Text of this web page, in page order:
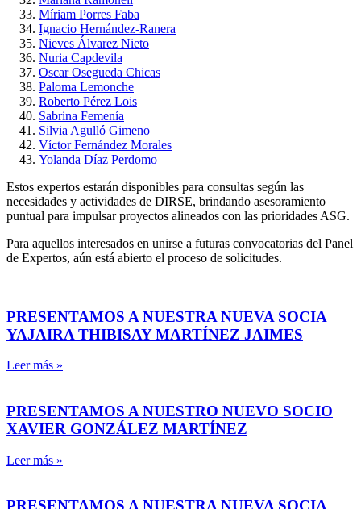
Míriam Porres Faba
Ignacio Hernández-Ranera
Nieves Álvarez Nieto
Nuria Capdevila
Oscar Osegueda Chicas
Paloma Lemonche
Roberto Pérez Lois
Sabrina Femenía
Silvia Agulló Gimeno
Víctor Fernández Morales
Yolanda Díaz Perdomo
Estos expertos estarán disponibles para consultas según las
necesidades y actividades de DIRSE, brindando asesoramiento
puntual para impulsar proyectos alineados con las prioridades ASG.
Para aquellos interesados en unirse a futuras convocatorias del Panel
de Expertos, aún está abierto el proceso de solicitudes.
PRESENTAMOS A NUESTRA NUEVA SOCIA
YAJAIRA THIBISAY MARTÍNEZ JAIMES
Leer más »
PRESENTAMOS A NUESTRO NUEVO SOCIO
XAVIER GONZÁLEZ MARTÍNEZ
Leer más »